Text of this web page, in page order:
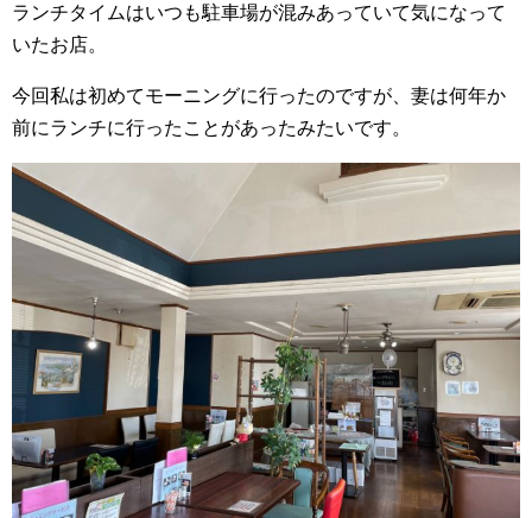
ランチタイムはいつも駐車場が混みあっていて気になって
いたお店。
今回私は初めてモーニングに行ったのですが、妻は何年か
前にランチに行ったことがあったみたいです。